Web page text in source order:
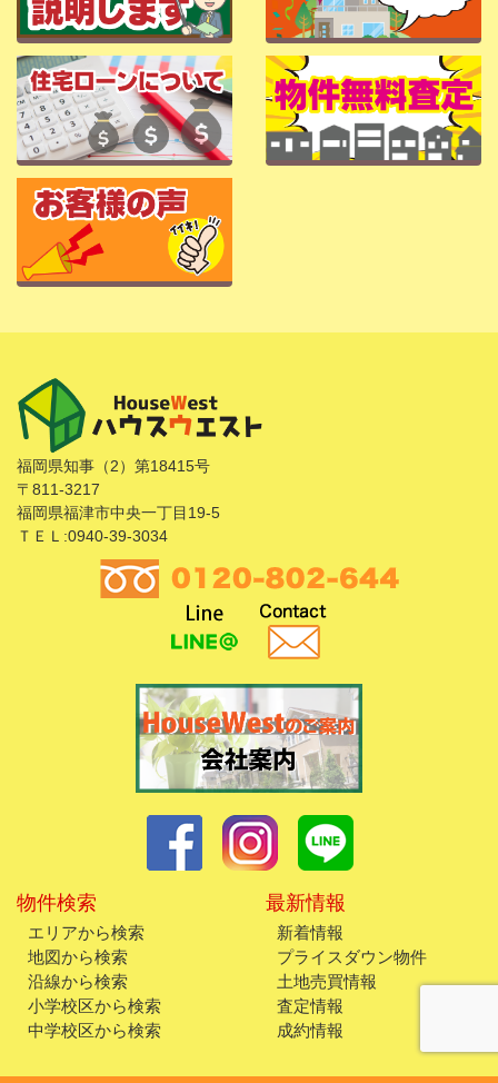
福岡県知事（2）第18415号
〒811-3217
福岡県福津市中央一丁目19-5
ＴＥＬ:0940-39-3034
物件検索
エリアから検索
地図から検索
沿線から検索
小学校区から検索
中学校区から検索
最新情報
新着情報
プライスダウン物件
土地売買情報
査定情報
成約情報